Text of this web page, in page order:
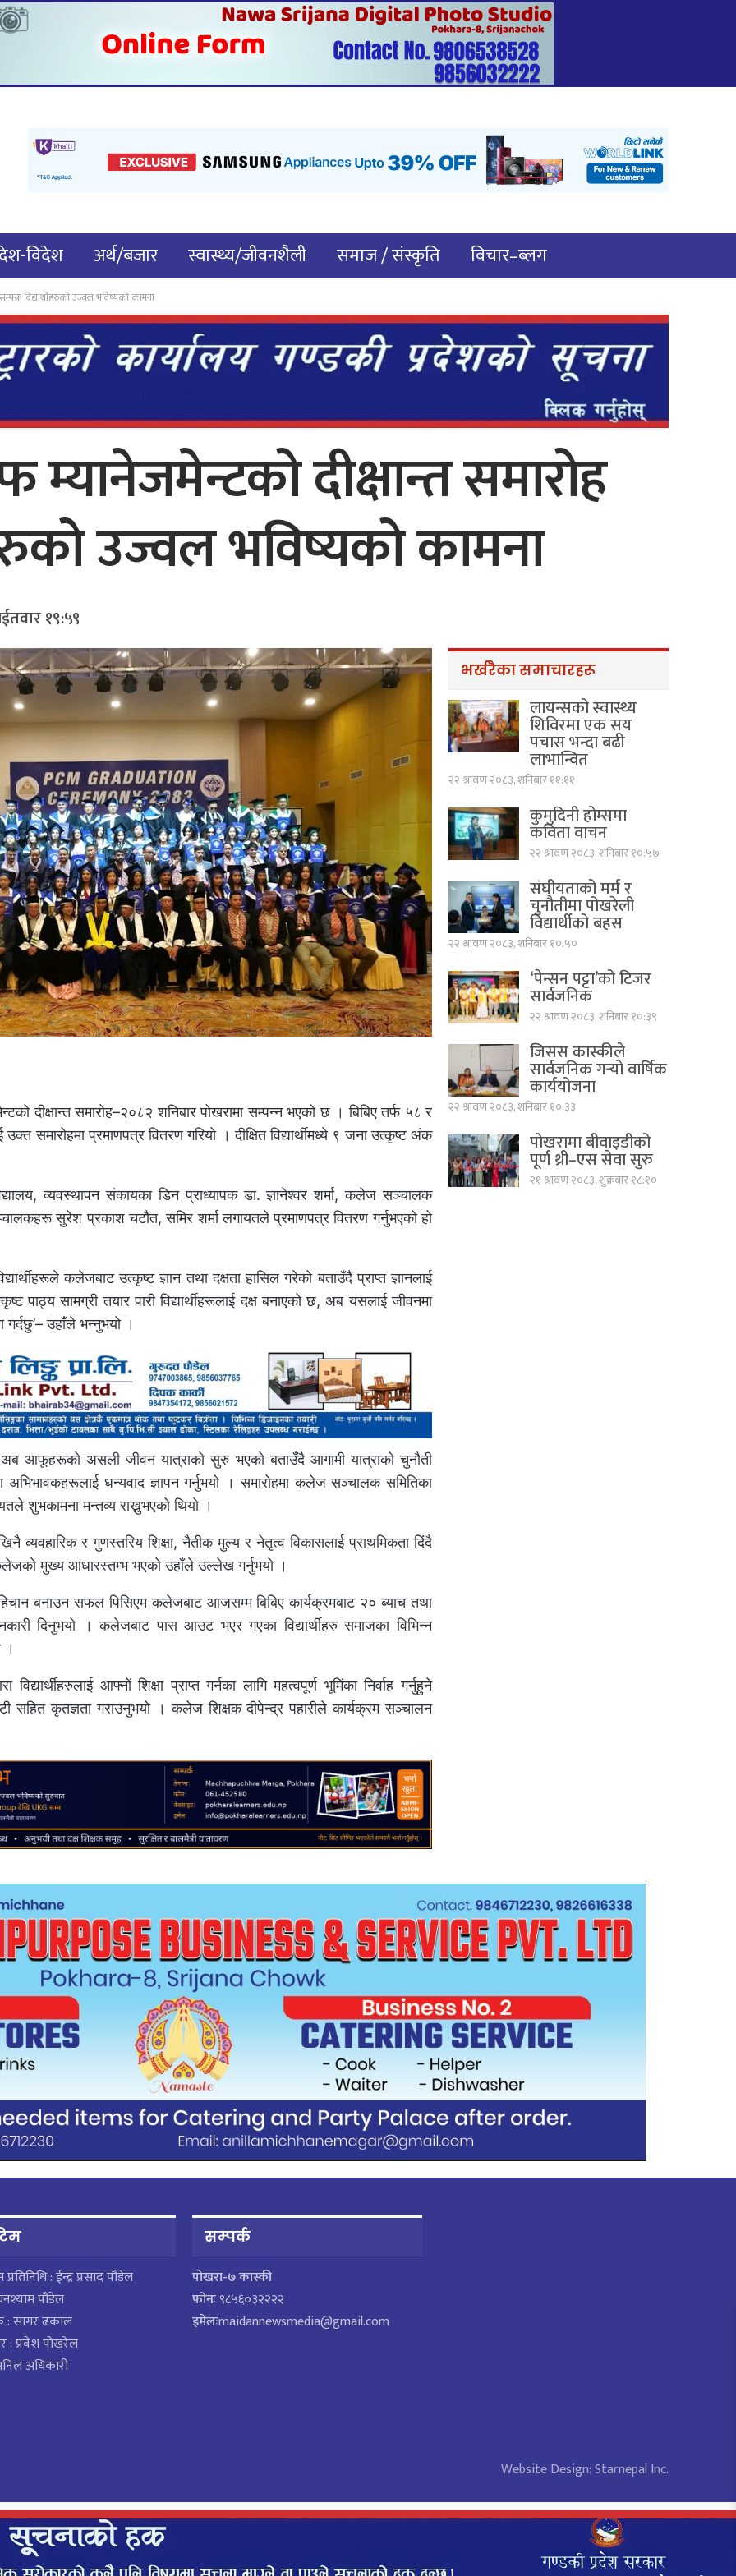
विदेश अर्थ/बजार स्वास्थ्य/जीवनशैली समाज / संस्कृति विचार–ब्लग
विद्यार्थीहरुको उज्वल भविष्यको कामना
दीक्षान्त समारोह
उज्वल भविष्यको कामना
१९:५९
दीक्षान्त समारोह–२०८२ शनिबार पोखरामा सम्पन्न भएको छ । बिबिए तर्फ ५८ र
समारोहमा प्रमाणपत्र वितरण गरियो । दीक्षित विद्यार्थीमध्ये ९ जना उत्कृष्ट अंक
व्यवस्थापन संकायका डिन प्राध्यापक डा. ज्ञानेश्वर शर्मा, कलेज सञ्चालक
सुरेश प्रकाश चटौत, समिर शर्मा लगायतले प्रमाणपत्र वितरण गर्नुभएको हो
कलेजबाट उत्कृष्ट ज्ञान तथा दक्षता हासिल गरेको बताउँदै प्राप्त ज्ञानलाई
पाठ्य सामग्री तयार पारी विद्यार्थीहरूलाई दक्ष बनाएको छ, अब यसलाई जीवनमा
उहाँले भन्नुभयो ।
अब आफूहरूको असली जीवन यात्राको सुरु भएको बताउँदै आगामी यात्राको चुनौती
अभिभावकहरूलाई धन्यवाद ज्ञापन गर्नुभयो । समारोहमा कलेज सञ्चालक समितिका
शुभकामना मन्तव्य राख्नुभएको थियो ।
र गुणस्तरिय शिक्षा, नैतीक मुल्य र नेतृत्व विकासलाई प्राथमिकता दिंदै
मुख्य आधारस्तम्भ भएको उहाँले उल्लेख गर्नुभयो ।
बनाउन सफल पिसिएम कलेजबाट आजसम्म बिबिए कार्यक्रमबाट २० ब्याच तथा
दिनुभयो । कलेजबाट पास आउट भएर गएका विद्यार्थीहरु समाजका विभिन्न
।
आफ्नों शिक्षा प्राप्त गर्नका लागि महत्वपूर्ण भूमिंका निर्वाह गर्नुहुने
कृतज्ञता गराउनुभयो । कलेज शिक्षक दीपेन्द्र पहारीले कार्यक्रम सञ्चालन
भर्खरैका समाचारहरू
लायन्सको स्वास्थ्य
शिविरमा एक सय
पचास भन्दा बढी
लाभान्वित
२२ श्रावण २०८३, शनिबार ११:११
कुमुदिनी होम्समा
कविता वाचन
२२ श्रावण २०८३, शनिबार १०:५७
संघीयताको मर्म र
चुनौतीमा पोखरेली
विद्यार्थीको बहस
२२ श्रावण २०८३, शनिबार १०:५०
‘पेन्सन पट्टा’को टिजर
सार्वजनिक
२२ श्रावण २०८३, शनिबार १०:३९
जिसस कास्कीले
सार्वजनिक गर्‍यो वार्षिक
कार्ययोजना
२२ श्रावण २०८३, शनिबार १०:३३
पोखरामा बीवाइडीको
पूर्ण थ्री–एस सेवा सुरु
२१ श्रावण २०८३, शुक्रबार १८:१०
: ईन्द्र प्रसाद पौडेल
पौडेल
: सागर ढकाल
: प्रवेश पोखरेल
अधिकारी
सम्पर्क
पाेखरा-७ कास्की
फोनः९८५६०३२२२२
इमेलःmaidannewsmedia@gmail.com
Website Design:Starnepal Inc.